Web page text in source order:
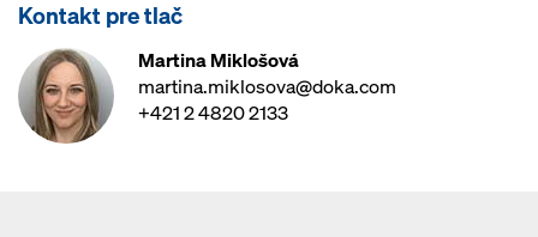
Kontakt pre tlač
Martina Miklošová
martina.miklosova@doka.com
+421 2 4820 2133